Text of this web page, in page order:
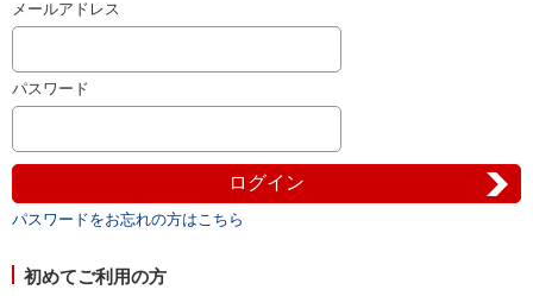
メールアドレス
パスワード
パスワードをお忘れの方はこちら
初めてご利用の方